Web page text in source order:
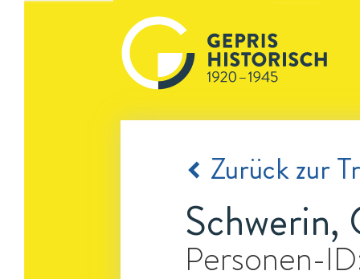
Zurück zur
Schwerin,
Personen-